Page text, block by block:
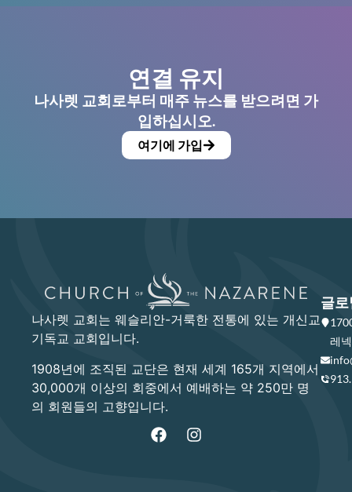
연결 유지
나사렛 교회로부터 매주 뉴스를 받으려면 가
입하십시오.
여기에 가입
나사렛 교회는 웨슬리안-거룩한 전통에 있는 개신교
기독교 교회입니다.
1908년에 조직된 교단은 현재 세계 165개 지역에서
30,000개 이상의 회중에서 예배하는 약 250만 명
의 회원들의 고향입니다.
글로
레